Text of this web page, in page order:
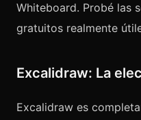
Whiteboard. Probé las
gratuitos realmente
Excalidraw: La
Excalidraw es